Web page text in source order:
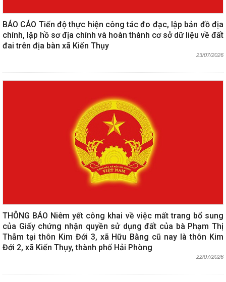
BÁO CÁO Tiến độ thực hiện công tác đo đạc, lập bản đồ địa
chính, lập hồ sơ địa chính và hoàn thành cơ sở dữ liệu về đất
đai trên địa bàn xã Kiến Thụy
23/07/2026
THÔNG BÁO Niêm yết công khai về việc mất trang bổ sung
của Giấy chứng nhận quyền sử dụng đất của bà Phạm Thị
Thẫm tại thôn Kim Đới 3, xã Hữu Bằng cũ nay là thôn Kim
Đới 2, xã Kiến Thụy, thành phố Hải Phòng
22/07/2026